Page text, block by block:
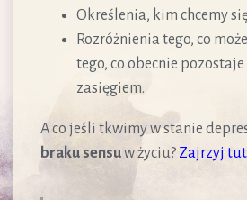
Określenia, kim chcemy
Rozróżnienia tego, co
tego, co obecnie
zasięgiem.
A co jeśli tkwimy w stanie
braku sensuw życiu? Zajrzyj